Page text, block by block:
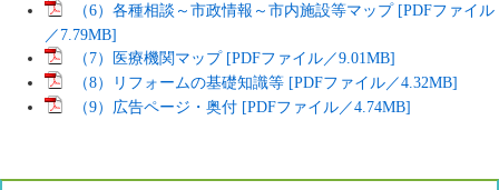
（6）各種相談～市政情報～市内施設等マップ [PDFファイル
／7.79MB]
（7）医療機関マップ [PDFファイル／9.01MB]
（8）リフォームの基礎知識等 [PDFファイル／4.32MB]
（9）広告ページ・奥付 [PDFファイル／4.74MB]